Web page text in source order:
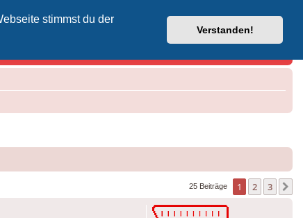
stimmst du der
Verstanden!
Vodafone-Kabel-Helpdesk
25 Beiträge 1 2 3